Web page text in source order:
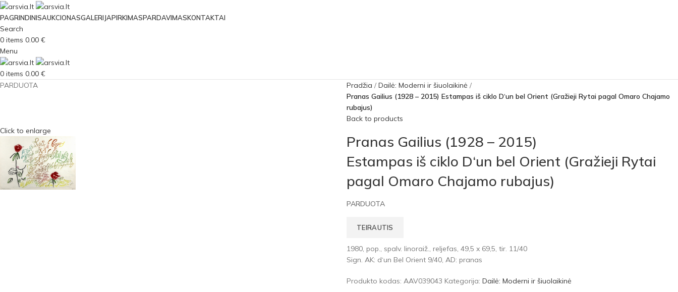
PAGRINDINISAUKCIONASGALERIJAPIRKIMASPARDAVIMASKONTAKTAI
Search
0 items 0.00 €
Menu
0 items 0.00 €
PARDUOTA
Click to enlarge
Pradžia
Dailė: Moderni ir šiuolaikinė
Pranas Gailius (1928 – 2015) Estampas iš ciklo D‘un bel Orient (Gražieji Rytai pagal Omaro Chajamo
rubajus)
Back to products
Pranas Gailius (1928 – 2015)
Estampas iš ciklo D‘un bel Orient (Gražieji Rytai
pagal Omaro Chajamo rubajus)
PARDUOTA
TEIRAUTIS
1980, pop., spalv. linoraiž., reljefas, 49,5 x 69,5, tir. 11/40
Sign. AK: d‘un Bel Orient 9/40, AD: pranas
Produkto kodas: AAV039043 Kategorija: Dailė: Moderni ir šiuolaikinė